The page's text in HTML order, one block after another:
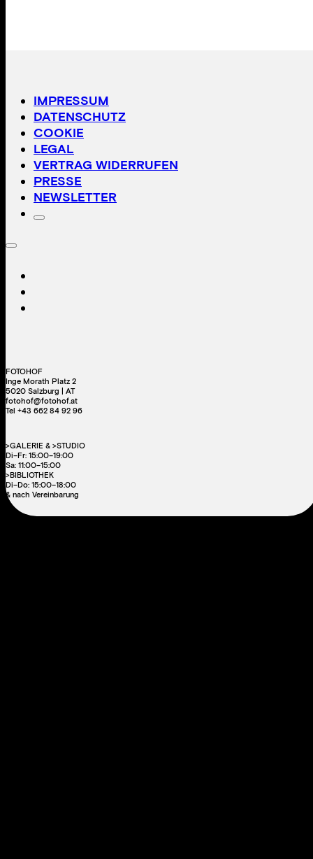
IMPRESSUM
DATENSCHUTZ
COOKIE
LEGAL
VERTRAG WIDERRUFEN
PRESSE
NEWSLETTER
FOTOHOF
Inge Morath Platz 2
5020 Salzburg | AT
fotohof@fotohof.at
Tel +43 662 84 92 96
>GALERIE & >STUDIO
Di–Fr: 15:00–19:00
Sa: 11:00–15:00
>BIBLIOTHEK
Di–Do: 15:00–18:00
& nach Vereinbarung